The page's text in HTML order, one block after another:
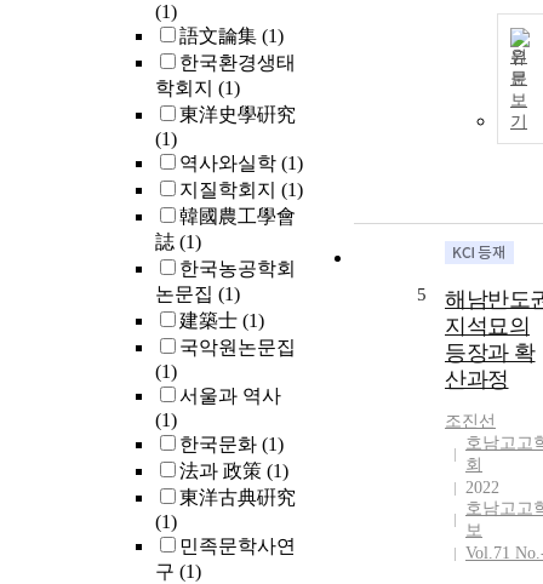
(1)
語文論集 (1)
한국환경생태
학회지 (1)
東洋史學硏究
(1)
역사와실학 (1)
지질학회지 (1)
韓國農工學會
誌 (1)
한국농공학회
논문집 (1)
建築士 (1)
국악원논문집
(1)
서울과 역사
(1)
한국문화 (1)
法과 政策 (1)
東洋古典硏究
(1)
민족문학사연
구 (1)
원
문
보
기
5
해남반도
지석묘의
등장과 확
산과정
조진선
호남고고
회
2022
호남고고
보
Vol.71